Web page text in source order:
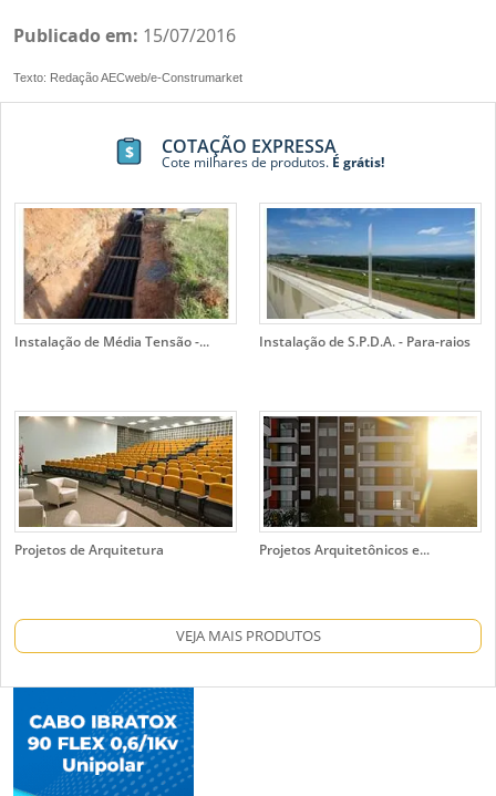
Publicado em: 15/07/2016
Texto: Redação AECweb/e-Construmarket
COTAÇÃO EXPRESSA
Cote milhares de produtos.É grátis!
Instalação de Média Tensão -... Instalação de S.P.D.A. - Para-raios
Projetos de Arquitetura Projetos Arquitetônicos e...
VEJA MAIS PRODUTOS